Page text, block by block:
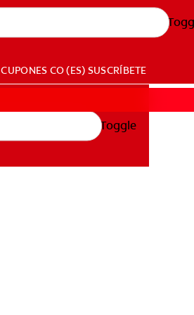
CUPONES CO (ES) SUSCRÍBETE
Toggle